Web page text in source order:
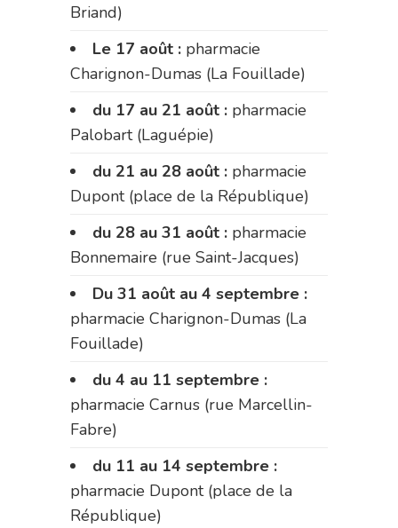
Briand)
Le 17 août : pharmacie
Charignon-Dumas (La Fouillade)
du 17 au 21 août : pharmacie
Palobart (Laguépie)
du 21 au 28 août : pharmacie
Dupont (place de la République)
du 28 au 31 août : pharmacie
Bonnemaire (rue Saint-Jacques)
Du 31 août au 4 septembre :
pharmacie Charignon-Dumas (La
Fouillade)
du 4 au 11 septembre :
pharmacie Carnus (rue Marcellin-
Fabre)
du 11 au 14 septembre :
pharmacie Dupont (place de la
République)